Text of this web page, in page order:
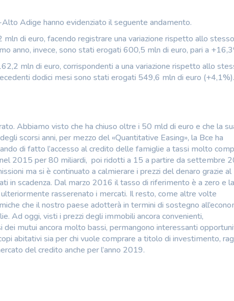
Adige hanno evidenziato il seguente andamento.
di euro, facendo registrare una variazione rispetto allo stesso
anno, invece, sono stati erogati 600,5 mln di euro, pari a
mln di euro, corrispondenti a una variazione rispetto allo
dodici mesi sono stati erogati 549,6 mln di euro (+4,1%).
Abbiamo visto che ha chiuso oltre i 50 mld di euro e che la
scorsi anni, per mezzo del «Quantitative Easing», la Bce ha
di fatto l’accesso al credito delle famiglie a tassi molto
2015 per 80 miliardi, poi ridotti a 15 a partire da settembre
ma si è continuato a calmierare i prezzi del denaro grazie al
in scadenza. Dal marzo 2016 il tasso di riferimento è a zero e la
rasserenato i mercati. Il resto, come altre volte
che il nostro paese adotterà in termini di sostegno
Ad oggi, visti i prezzi degli immobili ancora convenienti,
mutui ancora molto bassi, permangono interessanti
abitativi sia per chi vuole comprare a titolo di investimento,
del credito anche per l’anno 2019.